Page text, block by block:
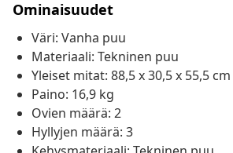
Ominaisuudet
Väri: Vanha puu
Materiaali: Tekninen puu
Yleiset mitat: 88,5 x 30,5 x 55,5
Paino: 16,9 kg
Ovien määrä: 2
Hyllyjen määrä: 3